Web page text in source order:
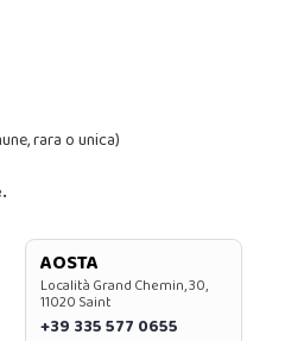
rara o unica)
AOSTA
Località Grand Chemin, 30,
11020 Saint
+39 335 577 0655